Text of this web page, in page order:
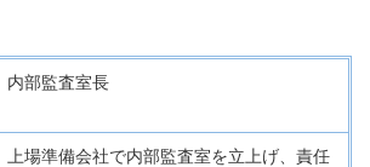
122
内部監査室長
上場準備会社で内部監査室を立上げ、責任